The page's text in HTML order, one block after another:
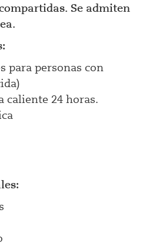
Se admiten
para personas con
caliente 24 horas.